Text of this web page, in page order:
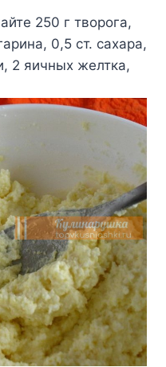
250 г твopoгa,
0,5 cт. caxapa,
2 яичныx жeлткa,